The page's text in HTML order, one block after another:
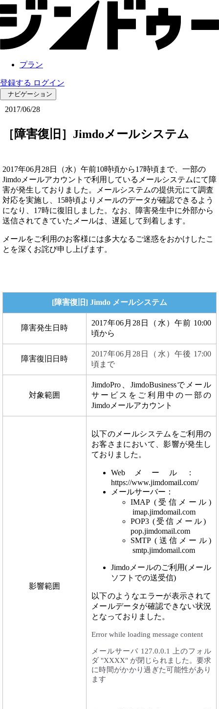
プラン
登録する ログイン
ナビゲーション
2017/06/28
［障害復旧］Jimdoメールシステム
2017年06月28日（水）午前10時頃から17時頃まで、一部の
Jimdoメールアカウントで利用しているメールシステムにて障
害が発生しておりました。メールシステムの提供元にて調査
対応を実施し、15時頃よりメールのデータが確認できるよう
になり、17時に復旧しました。なお、障害発生中に外部から
送信されてきていたメールは、遅延して到着します。
メールをご利用のお客様には多大なるご迷惑をおかけしたこ
とを深くお詫び申し上げます。
[障害復旧] Jimdo メールシステム
障害発生日時
2017年06月28日（水）午前 10:00
頃から
障害復旧日時
2017年06月28日（水）午後 17:00
頃まで
対象範囲
JimdoPro、JimdoBusinessでメール
サービスをご利用中の一部の
Jimdoメールアカウント
影響範囲
以下のメールシステムをご利用の
お客さまにおいて、影響が発生し
ておりました。
Webメール：
https://www.jimdomail.com/
メールサーバー：
IMAP (受信メール)
imap.jimdomail.com
POP3 (受信メール)
pop.jimdomail.com
SMTP (送信メール)
smtp.jimdomail.com
Jimdoメールのご利用(メール
ソフトでの送受信)
以下のようなエラーが表示されて
メールデータが確認できない状況
となっておりました。
Error while loading message content
メールサーバ 127.0.0.1 上のフォル
ダ "XXXX" が閉じられました。要求
に時間がかかり過ぎた可能性があり
ます